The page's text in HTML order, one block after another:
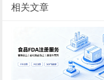
相关文章